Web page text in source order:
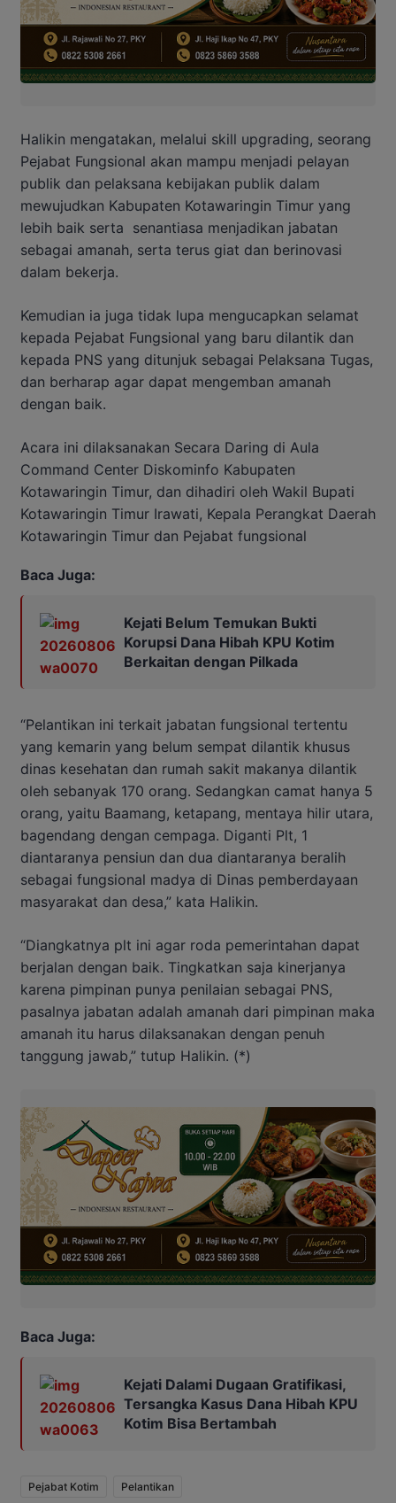
Halikin mengatakan, melalui skill upgrading, seorang
Pejabat Fungsional akan mampu menjadi pelayan
publik dan pelaksana kebijakan publik dalam
mewujudkan Kabupaten Kotawaringin Timur yang
lebih baik serta senantiasa menjadikan jabatan
sebagai amanah, serta terus giat dan berinovasi
dalam bekerja.
Kemudian ia juga tidak lupa mengucapkan selamat
kepada Pejabat Fungsional yang baru dilantik dan
kepada PNS yang ditunjuk sebagai Pelaksana Tugas,
dan berharap agar dapat mengemban amanah
dengan baik.
Acara ini dilaksanakan Secara Daring di Aula
Command Center Diskominfo Kabupaten
Kotawaringin Timur, dan dihadiri oleh Wakil Bupati
Kotawaringin Timur Irawati, Kepala Perangkat Daerah
Kotawaringin Timur dan Pejabat fungsional
Baca Juga:
Kejati Belum Temukan Bukti
Korupsi Dana Hibah KPU Kotim
Berkaitan dengan Pilkada
“Pelantikan ini terkait jabatan fungsional tertentu
yang kemarin yang belum sempat dilantik khusus
dinas kesehatan dan rumah sakit makanya dilantik
oleh sebanyak 170 orang. Sedangkan camat hanya 5
orang, yaitu Baamang, ketapang, mentaya hilir utara,
bagendang dengan cempaga. Diganti Plt, 1
diantaranya pensiun dan dua diantaranya beralih
sebagai fungsional madya di Dinas pemberdayaan
masyarakat dan desa,” kata Halikin.
“Diangkatnya plt ini agar roda pemerintahan dapat
berjalan dengan baik. Tingkatkan saja kinerjanya
karena pimpinan punya penilaian sebagai PNS,
pasalnya jabatan adalah amanah dari pimpinan maka
amanah itu harus dilaksanakan dengan penuh
tanggung jawab,” tutup Halikin. (*)
Baca Juga:
Kejati Dalami Dugaan Gratifikasi,
Tersangka Kasus Dana Hibah KPU
Kotim Bisa Bertambah
Pejabat Kotim Pelantikan